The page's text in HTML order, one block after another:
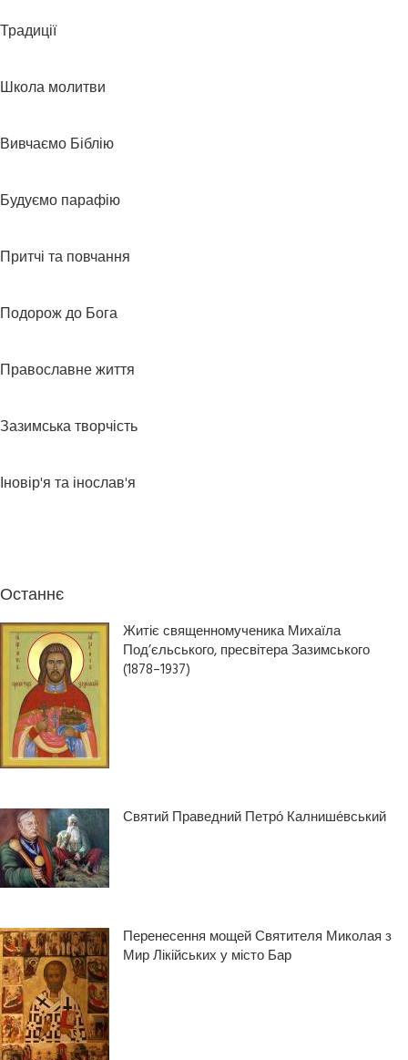
Традиції
Школа молитви
Вивчаємо Біблію
Будуємо парафію
Притчі та повчання
Подорож до Бога
Православне життя
Зазимська творчість
Іновір'я та інослав'я
Останнє
Житіє священномученика Михаїла
Под’єльського, пресвітера Зазимського
(1878–1937)
Святий Праведний Петро́ Калнише́вський
Перенесення мощей Святителя Миколая з
Мир Лікійських у місто Бар